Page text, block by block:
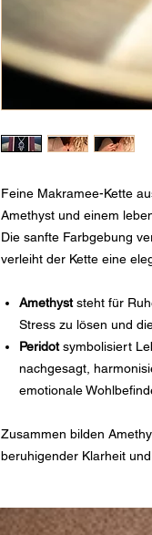
Feine Makramee-Kette
Amethyst und einem
Die sanfte Farbgebung
verleiht der Kette eine
Amethyststeht für
Stress zu lösen und
Peridotsymbolisiert
nachgesagt,
emotionale
Zusammen bilden
beruhigender Klarheit